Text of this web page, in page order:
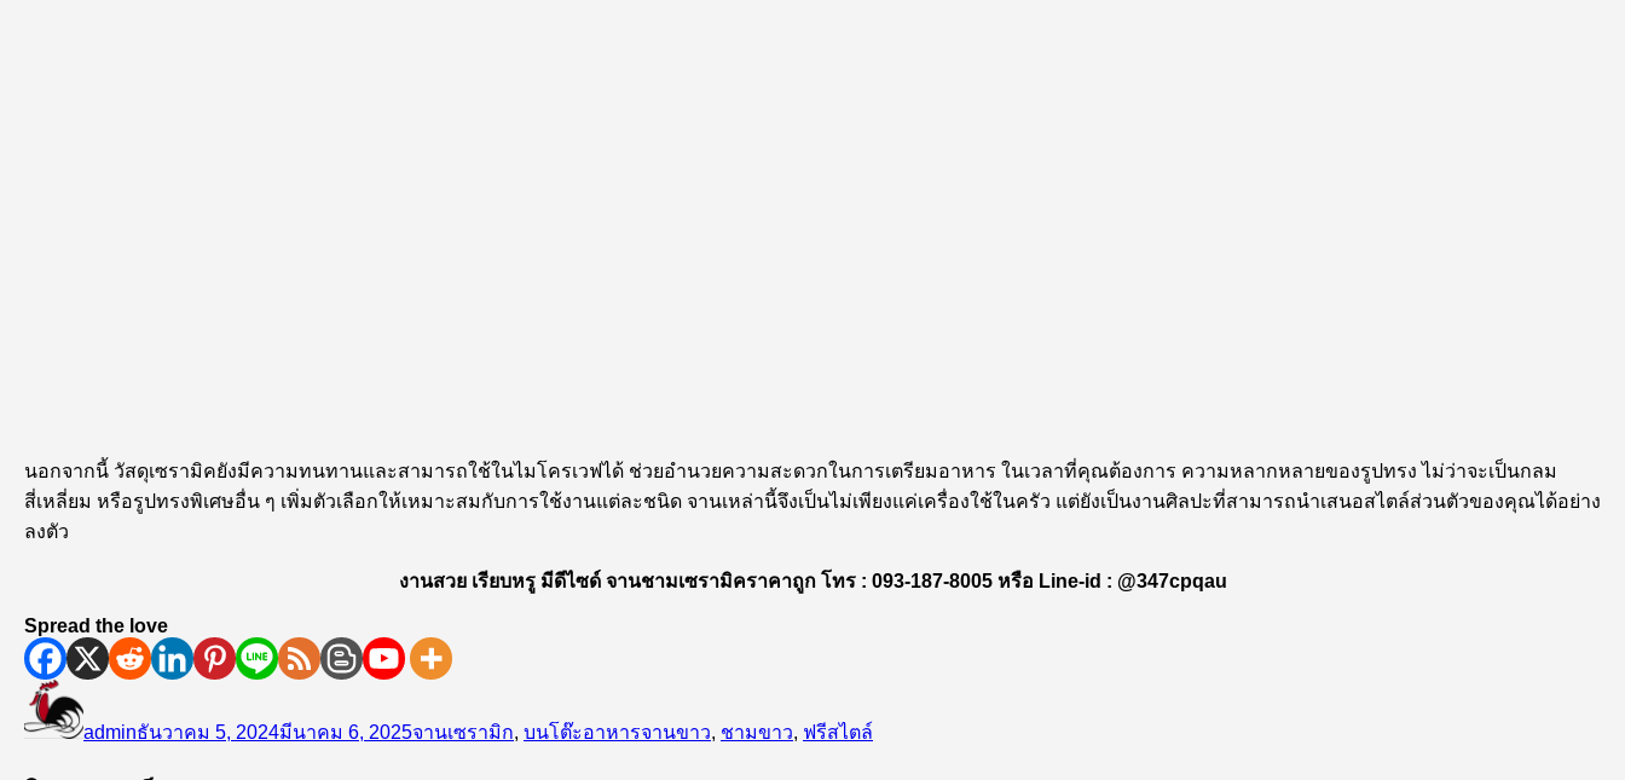
นอกจากนี้ วัสดุเซรามิคยังมีความทนทานและสามารถใช้ในไมโครเวฟได้ ช่วยอำนวยความสะดวกในการเตรียมอาหาร ในเวลาที่คุณต้องการ ความหลากหลายของรูปทรง ไม่ว่าจะเป็นกลม
สี่เหลี่ยม หรือรูปทรงพิเศษอื่น ๆ เพิ่มตัวเลือกให้เหมาะสมกับการใช้งานแต่ละชนิด จานเหล่านี้จึงเป็นไม่เพียงแค่เครื่องใช้ในครัว แต่ยังเป็นงานศิลปะที่สามารถนำเสนอสไตล์ส่วนตัวของคุณได้อย่าง
ลงตัว
งานสวย เรียบหรู มีดีไซด์ จานชามเซรามิคราคาถูก โทร : 093-187-8005 หรือ Line-id : @347cpqau
Spread the love
เขียน
adminเมื่อ
ธันวาคม 5, 2024มีนาคม 6, 2025หมู่
จานเซรามิก, บนโต๊ะอาหารกำกับ
จานขาว, ชามขาว, ฟรีสไตล์